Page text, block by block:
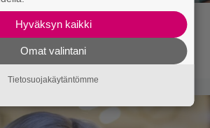
Kevin Costnerille kaapin
toimenpiteellä
Hyväksyn kaikki
Omat valintani
Tietosuojakäytäntömme